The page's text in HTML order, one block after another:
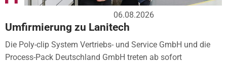
06.08.2026
Umfirmierung zu Lanitech
Die Poly-clip System Vertriebs- und Service GmbH und die
Process-Pack Deutschland GmbH treten ab sofort